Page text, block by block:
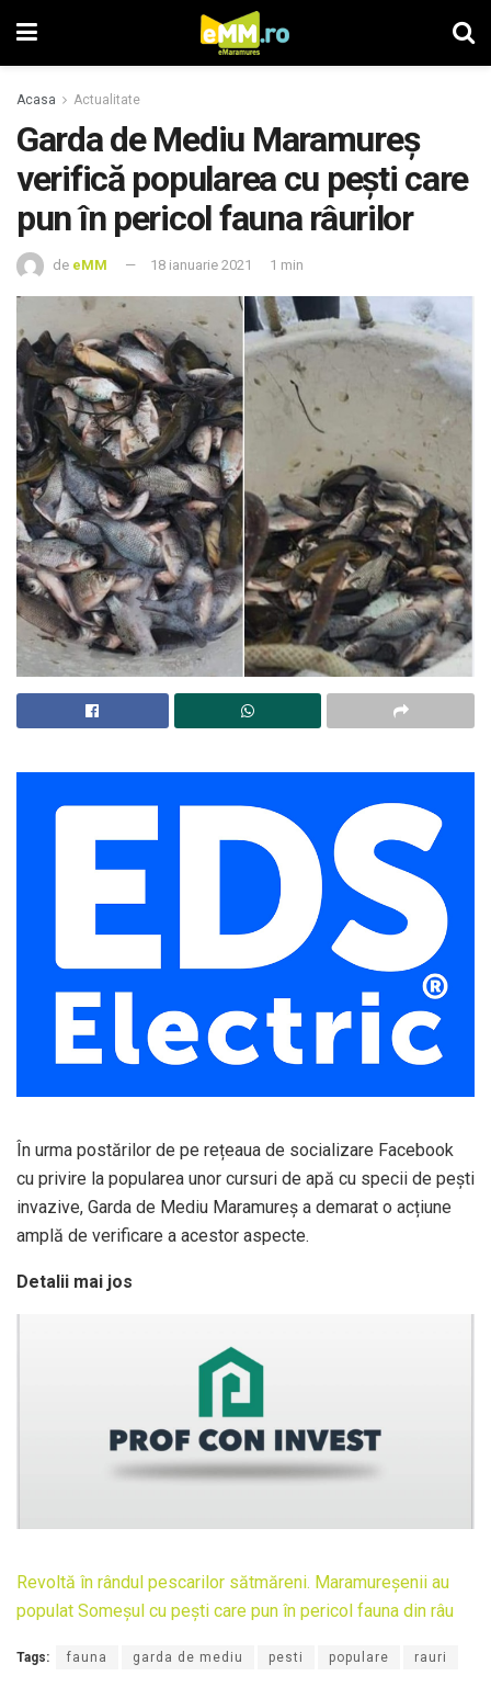
Acasa Actualitate
Garda de Mediu Maramureş
verifică popularea cu peşti care
pun în pericol fauna râurilor
de eMM 18 ianuarie 2021 1 min
În urma postărilor de pe rețeaua de socializare Facebook
cu privire la popularea unor cursuri de apă cu specii de pești
invazive, Garda de Mediu Maramureş a demarat o acțiune
amplă de verificare a acestor aspecte.
Detalii mai jos
Revoltă în rândul pescarilor sătmăreni. Maramureșenii au
populat Someșul cu pești care pun în pericol fauna din râu
Tags: fauna garda de mediu pesti populare rauri